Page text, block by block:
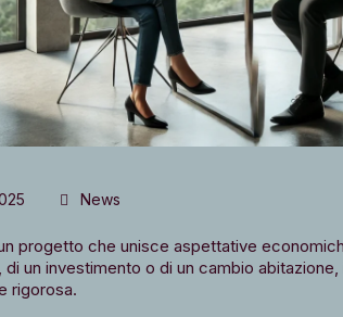
News
progetto che unisce aspettative
un investimento o di un cambio
rigorosa.